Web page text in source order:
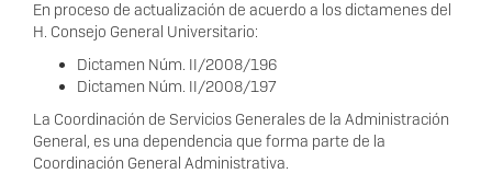
En proceso de actualización de acuerdo a los dictamenes del
H. Consejo General Universitario:
Dictamen Núm. II/2008/196
Dictamen Núm. II/2008/197
La Coordinación de Servicios Generales de la Administración
General, es una dependencia que forma parte de la
Coordinación General Administrativa.